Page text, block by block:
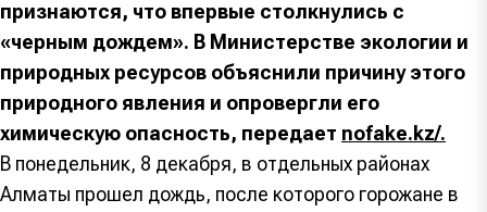
признаются, что впервые столкнулись с
«черным дождем». В Министерстве экологии и
природных ресурсов объяснили причину этого
природного явления и опровергли его
химическую опасность, передает nofake.kz/.
В понедельник, 8 декабря, в отдельных районах
Алматы прошел дождь, после которого горожане в